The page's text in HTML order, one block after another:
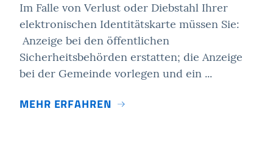
Im Falle von Verlust oder Diebstahl Ihrer
elektronischen Identitätskarte müssen Sie:
Anzeige bei den öffentlichen
Sicherheitsbehörden erstatten; die Anzeige
bei der Gemeinde vorlegen und ein ...
MEHR ERFAHREN